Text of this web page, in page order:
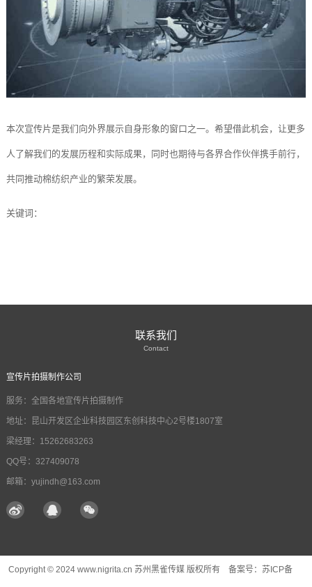
本次宣传片是我们向外界展示自身形象的窗口之一。希望借此机会，让更多
人了解我们的发展历程和实际成果，同时也期待与各界合作伙伴携手前行，
共同推动棉纺织产业的繁荣发展。
关键词：
联系我们
Contact
宣传片拍摄制作公司
服务：全国各地宣传片拍摄制作
地址：昆山开发区企业科技园区东创科技中心2号楼1807室
梁经理：15262683263
QQ号：327409078
邮箱：yujindh@163.com
Copyright © 2024 www.nigrita.cn 苏州黑雀传媒 版权所有 备案号： 苏ICP备